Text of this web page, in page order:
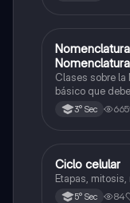
Química
Hidróxido o
Clases sobre
básico que
2025)3° Sec 665
Biología
Ciclo celular
Etapas, mitosis,
5° Sec 84